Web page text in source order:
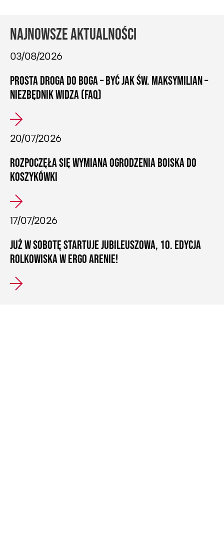
NAJNOWSZE AKTUALNOŚCI
03/08/2026
PROSTA DROGA DO BOGA – BYĆ JAK ŚW. MAKSYMILIAN –
NIEZBĘDNIK WIDZA (FAQ)
20/07/2026
ROZPOCZĘŁA SIĘ WYMIANA OGRODZENIA BOISKA DO
KOSZYKÓWKI
17/07/2026
JUŻ W SOBOTĘ STARTUJE JUBILEUSZOWA, 10. EDYCJA
ROLKOWISKA W ERGO ARENIE!